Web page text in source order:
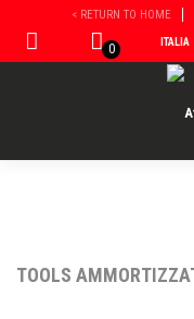
contenuto
< RETURN TO HOME
0 ITALIA
TOOLS